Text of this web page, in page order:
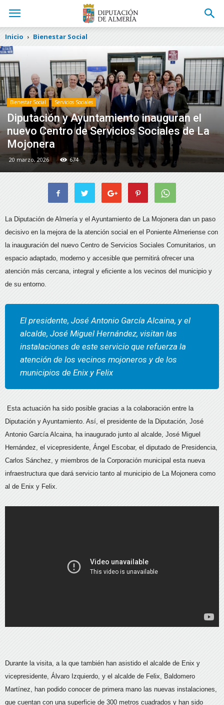
Inicio Bienestar Social
Bienestar Social Servicios Sociales
Diputación y Ayuntamiento inauguran el
nuevo Centro de Servicios Sociales de La
Mojonera
20 marzo, 2026 674
La Diputación de Almería y el Ayuntamiento de La Mojonera dan un paso
decisivo en la mejora de la atención social en el Poniente Almeriense con
la inauguración del nuevo Centro de Servicios Sociales Comunitarios, un
espacio adaptado, moderno y accesible que permitirá ofrecer una
atención más cercana, integral y eficiente a los vecinos del municipio y
de su entorno.
El presidente, José Antonio García Alcaina, y el
alcalde, José Miguel Hernández, visitan las
instalaciones de este servicio que refuerza la
atención de los vecinos mojoneros y de los
municipios de Enix y Felix
Esta actuación ha sido posible gracias a la colaboración entre la
Diputación y Ayuntamiento. Así, el presidente de la Diputación, José
Antonio García Alcaina, ha inaugurado junto al alcalde, José Miguel
Hernández, el vicepresidente, Ángel Escobar, el diputado de Presidencia,
Carlos Sánchez, y miembros de la Corporación municipal esta nueva
infraestructura que dará servicio tanto al municipio de La Mojonera como
al de Enix y Felix.
Durante la visita, a la que también han asistido el alcalde de Enix y
vicepresidente, Álvaro Izquierdo, y el alcalde de Felix, Baldomero
Martínez, han podido conocer de primera mano las nuevas instalaciones,
que cuentan con una superficie de 300 metros cuadrados y han sido